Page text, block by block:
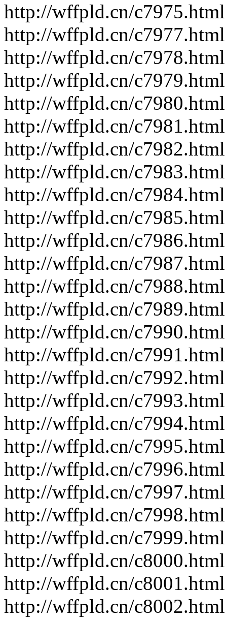
http://wffpld.cn/c7975.html
http://wffpld.cn/c7977.html
http://wffpld.cn/c7978.html
http://wffpld.cn/c7979.html
http://wffpld.cn/c7980.html
http://wffpld.cn/c7981.html
http://wffpld.cn/c7982.html
http://wffpld.cn/c7983.html
http://wffpld.cn/c7984.html
http://wffpld.cn/c7985.html
http://wffpld.cn/c7986.html
http://wffpld.cn/c7987.html
http://wffpld.cn/c7988.html
http://wffpld.cn/c7989.html
http://wffpld.cn/c7990.html
http://wffpld.cn/c7991.html
http://wffpld.cn/c7992.html
http://wffpld.cn/c7993.html
http://wffpld.cn/c7994.html
http://wffpld.cn/c7995.html
http://wffpld.cn/c7996.html
http://wffpld.cn/c7997.html
http://wffpld.cn/c7998.html
http://wffpld.cn/c7999.html
http://wffpld.cn/c8000.html
http://wffpld.cn/c8001.html
http://wffpld.cn/c8002.html